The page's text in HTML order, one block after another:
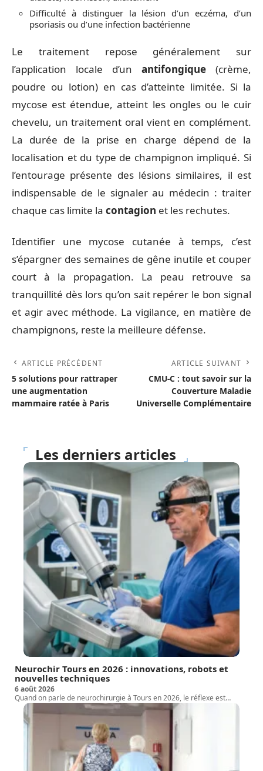
Difficulté à distinguer la lésion d’un eczéma, d’un
psoriasis ou d’une infection bactérienne
Le traitement repose généralement sur
l’application locale d’un antifongique (crème,
poudre ou lotion) en cas d’atteinte limitée. Si la
mycose est étendue, atteint les ongles ou le cuir
chevelu, un traitement oral vient en complément.
La durée de la prise en charge dépend de la
localisation et du type de champignon impliqué. Si
l’entourage présente des lésions similaires, il est
indispensable de le signaler au médecin : traiter
chaque cas limite la contagion et les rechutes.
Identifier une mycose cutanée à temps, c’est
s’épargner des semaines de gêne inutile et couper
court à la propagation. La peau retrouve sa
tranquillité dès lors qu’on sait repérer le bon signal
et agir avec méthode. La vigilance, en matière de
champignons, reste la meilleure défense.
ARTICLE PRÉCÉDENT
5 solutions pour rattraper
une augmentation
mammaire ratée à Paris
ARTICLE SUIVANT
CMU-C : tout savoir sur la
Couverture Maladie
Universelle Complémentaire
Les derniers articles
Neurochir Tours en 2026 : innovations, robots et
nouvelles techniques
6 août 2026
Quand on parle de neurochirurgie à Tours en 2026, le réflexe est…